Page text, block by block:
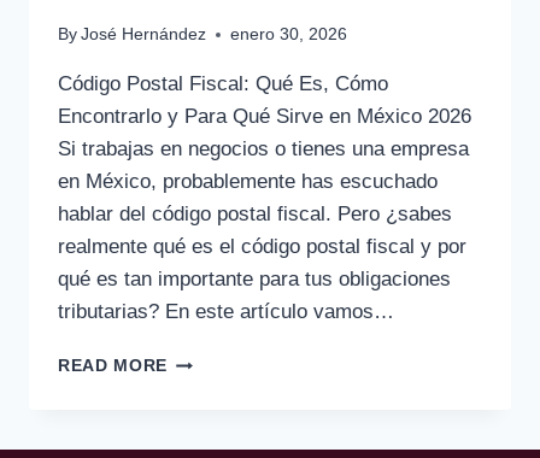
By José Hernández enero 30, 2026
Código Postal Fiscal: Qué Es, Cómo
Encontrarlo y Para Qué Sirve en México 2026
Si trabajas en negocios o tienes una empresa
en México, probablemente has escuchado
hablar del código postal fiscal. Pero ¿sabes
realmente qué es el código postal fiscal y por
qué es tan importante para tus obligaciones
tributarias? En este artículo vamos…
READ MORE CÓDIGO